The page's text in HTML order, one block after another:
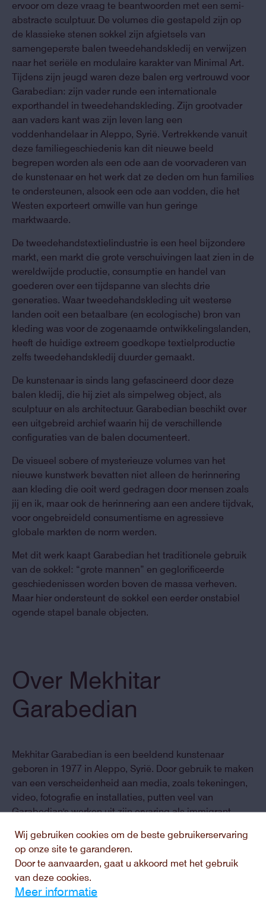
Wij gebruiken cookies om de beste gebruikerservaring
op onze site te garanderen.
Door te aanvaarden, gaat u akkoord met het gebruik
van deze cookies.
Meer informatie
ervoor om deze vraag te beantwoorden met een semi-
abstracte sculptuur. De volumes die gestapeld zijn op
de klassieke stenen sokkel zijn afgietsels van
samengeperste balen tweedehandskledij en verwijzen
naar het seriële en modulaire karakter van Minimal Art.
Tijdens zijn jeugd waren deze balen erg vertrouwd voor
Garabedian: zijn vader runde een internationale
exporthandel in tweedehandskleding. Zijn grootvader
aan vaders kant was zijn leven lang een
voddenhandelaar in Aleppo, Syrië. Vertrekkende vanuit
deze familiegeschiedenis kan dit nieuwe beeld
begrepen worden als een ode aan de voorvaderen van
de kunstenaar en het werk dat ze deden om hun families
te ondersteunen, alsook een ode aan vodden, die het
Westen exporteert omwille van hun geringe
marktwaarde.
De tweedehandstextielindustrie is een heel bijzondere
markt, een markt die grote verschuivingen laat zien in de
wereldwijde productie, consumptie en handel van
goederen over een tijdspanne van slechts drie
generaties. Waar tweedehandskleding uit westerse
landen ooit een betaalbare (en ecologische) bron van
kleding was voor de zogenaamde ontwikkelingslanden,
heeft de huidige extreem goedkope textielproductie
zelfs tweedehandskledij duurder gemaakt.
De kunstenaar is sinds lang gefascineerd door deze
balen kledij, die hij ziet als simpelweg object, als
sculptuur en als architectuur. Garabedian beschikt over
een uitgebreid archief waarin hij de verschillende
configuraties van de balen documenteert.
De visueel sobere of mysterieuze volumes van het
nieuwe kunstwerk bevatten niet alleen de herinnering
aan kleding die ooit werd gedragen door mensen zoals
jij en ik, maar ook de herinnering aan een andere tijdvak,
voor ongebreideld consumentisme en agressieve
globale markten de norm werden.
Met dit werk kaapt Garabedian het traditionele gebruik
van de sokkel: “grote mannen” en geglorificeerde
geschiedenissen worden boven de massa verheven.
Maar hier ondersteunt de sokkel een eerder onstabiel
ogende stapel banale objecten.
Over Mekhitar
Garabedian
Mekhitar Garabedian is een beeldend kunstenaar
geboren in 1977 in Aleppo, Syrië. Door gebruik te maken
van een verscheidenheid aan media, zoals tekeningen,
video, fotografie en installaties, putten veel van
Garabedian's werken uit zijn ervaring als immigrant.
poëtische kwaliteiten die hij tussen talen, culturen en
geschiedenissen vindt. Net zoals zijn persoonlijke
diasporageschiedenis gelaagd is, echoot in zijn werk
een veelvoud aan verwijzingen naar literatuur, muziek,
filosofie en beeldende kunst.